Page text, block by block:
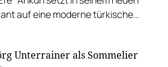
auf eine moderne türkische
Unterrainer als Sommelier